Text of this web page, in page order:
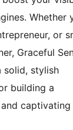
Whether
or
Graceful
solid, stylish
building a
captivating